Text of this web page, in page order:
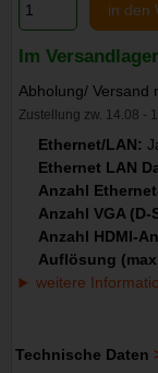
in den
Im Versandlager
Abholung/ Versand
Zustellung zw. 14.08 -
Ethernet/LAN:
Ethernet LAN
Anzahl
Anzahl VGA
Anzahl HDMI-
Auflösung
weitere
Technische Daten